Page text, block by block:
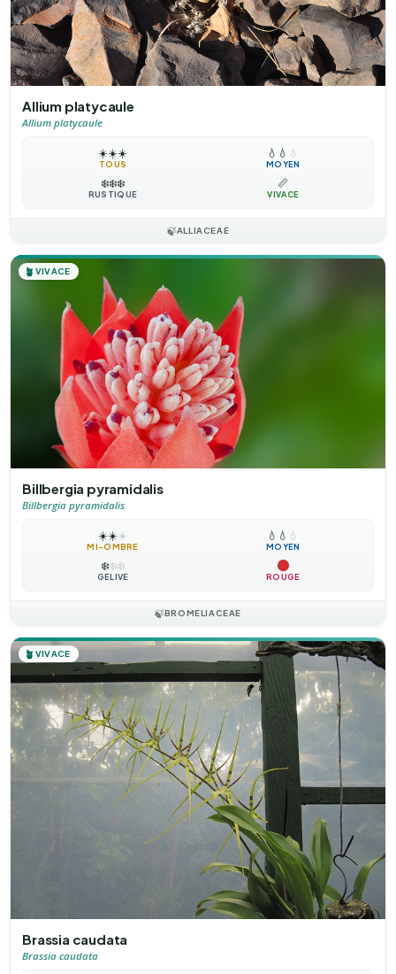
Allium platycaule
Allium platycaule
☀️☀️☀️
TOUS
💧 💧 💧
MOYEN
❄️❄️❄️
RUSTIQUE
📏
VIVACE
🍃ALLIACEAE
🪴 VIVACE
Billbergia pyramidalis
Billbergia pyramidalis
☀️☀️☀️
MI-OMBRE
💧 💧 💧
MOYEN
❄️❄️❄️
GÉLIVE ROUGE
🍃BROMELIACEAE
🪴 VIVACE
Brassia caudata
Brassia caudata